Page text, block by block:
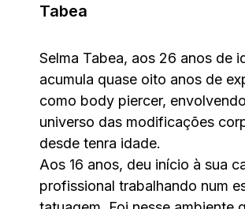
Tabea
Selma Tabea, aos 26 anos de
acumula quase oito anos de
como body piercer,
universo das modificações
desde tenra idade.
Aos 16 anos, deu início à sua
profissional trabalhando num